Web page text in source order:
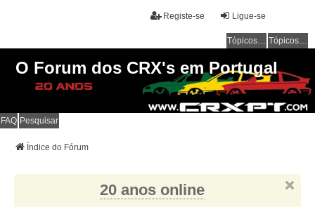
Ligue-se
Registe-se
Tópicos sem resposta Tópicos ativos
O Forum dos CRX's em Portugal
FAQ Pesquisar
Índice do Fórum
20 anos online